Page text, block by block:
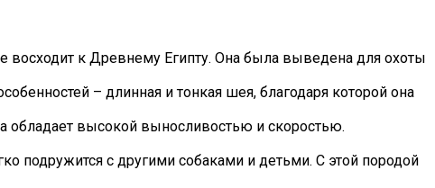
восходит к Древнему Египту. Она была выведена для охоты
– длинная и тонкая шея, благодаря которой она
обладает высокой выносливостью и скоростью.
подружится с другими собаками и детьми. С этой породой